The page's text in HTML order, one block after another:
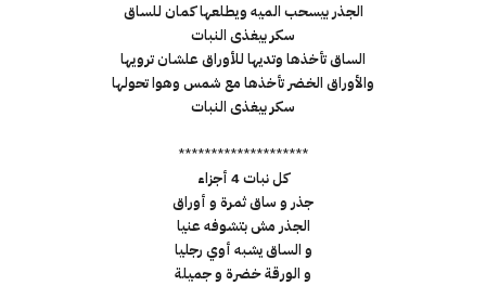
الجذر بيسحب الميه ويطلعها كمان للساق
سكر بيغذى النبات
الساق تأخذها وتديها للأوراق علشان ترويها
والأوراق الخضر تأخذها مع شمس وهوا تحولها
سكر بيغذى النبات
********************
كل نبات 4 أجزاء
جذر و ساق ثمرة و أوراق
الجذر مش بتشوفه عنيا
و الساق يشبه أوي رجليا
و الورقة خضرة و جميلة